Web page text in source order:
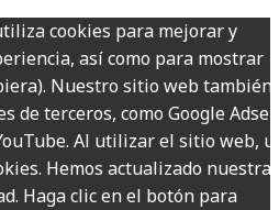
cookies para mejorar y
así como para mostrar
Nuestro sitio web también
de terceros, como Google
Al utilizar el sitio web,
Hemos actualizado nuestra
Haga clic en el botón para